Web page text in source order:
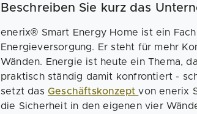
Beschreiben Sie kurz das
enerix® Smart Energy Home ist ein
Energieversorgung. Er steht für mehr
Wänden. Energie ist heute ein Thema,
praktisch ständig damit konfrontiert -
setzt das Geschäftskonzeptvon enerix
die Sicherheit in den eigenen vier